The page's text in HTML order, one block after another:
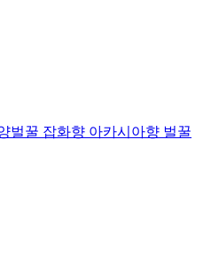
벌꿀 잡화향 아카시아향 벌꿀